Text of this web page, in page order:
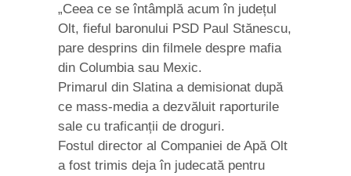
„Ceea ce se întâmplă acum în județul
Olt, fieful baronului PSD Paul Stănescu,
pare desprins din filmele despre mafia
din Columbia sau Mexic.
Primarul din Slatina a demisionat după
ce mass-media a dezvăluit raporturile
sale cu traficanții de droguri.
Fostul director al Companiei de Apă Olt
a fost trimis deja în judecată pentru